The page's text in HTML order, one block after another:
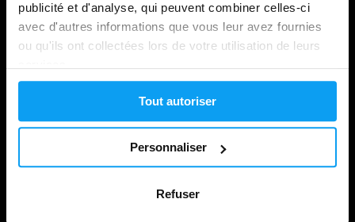
publicité et d'analyse, qui peuvent combiner celles-ci
avec d'autres informations que vous leur avez fournies
ou qu'ils ont collectées lors de votre utilisation de leurs
Tout autoriser
Personnaliser
Refuser
Shopping